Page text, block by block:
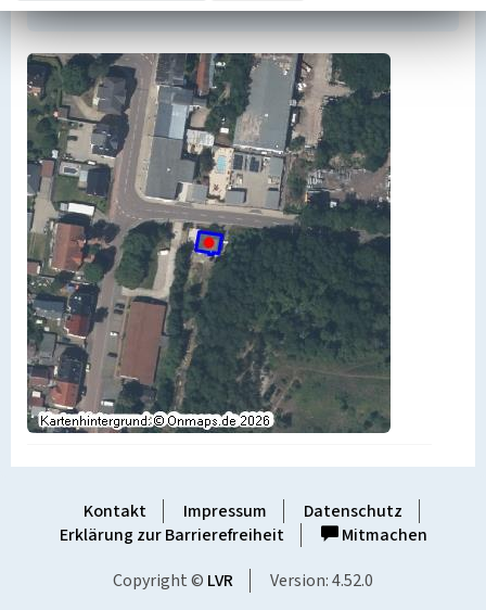
Kontakt Impressum
Datenschutz
Erklärung zur Barrierefreiheit
Mitmachen
Copyright © LVR Version: 4.52.0